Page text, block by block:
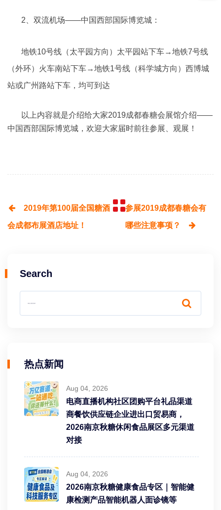
2、双流机场——中国西部国际博览城：
地铁10号线（太平园方向）太平园站下车→地铁7号线
（外环）火车南站下车→地铁1号线（科学城方向）西博城
站或广州路站下车，均可到达
以上内容就是介绍给大家2019成都春糖会展馆介绍——
中国西部国际博览城，欢迎大家届时前往参展、观展！
2019年第100届全国糖酒
会成都布展酒店地址！
参展2019成都春糖会有
哪些注意事项？
Search
热点新闻
Aug 04, 2026
电商直播机构社区团购平台礼品渠道
商餐饮供应链企业进出口贸易商，
2026南京秋糖休闲食品展区多元渠道
对接
Aug 04, 2026
2026南京秋糖健康食品专区｜智能健
康检测产品智能机器人面诊镜等